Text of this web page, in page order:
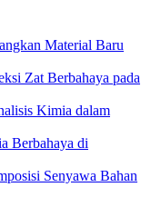
Material Baru
Zat Berbahaya pada
Kimia dalam
Berbahaya di
Senyawa Bahan